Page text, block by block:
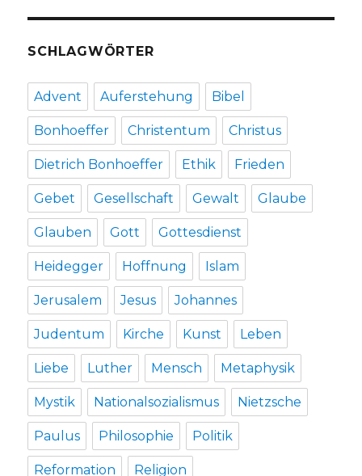
SCHLAGWÖRTER
Advent Auferstehung Bibel
Bonhoeffer Christentum Christus
Dietrich Bonhoeffer Ethik Frieden
Gebet Gesellschaft Gewalt Glaube
Glauben Gott Gottesdienst
Heidegger Hoffnung Islam
Jerusalem Jesus Johannes
Judentum Kirche Kunst Leben
Liebe Luther Mensch Metaphysik
Mystik Nationalsozialismus Nietzsche
Paulus Philosophie Politik
Reformation Religion